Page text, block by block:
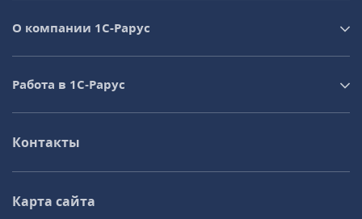
О компании 1C-Рарус
Работа в 1С‑Рарус
Контакты
Карта сайта